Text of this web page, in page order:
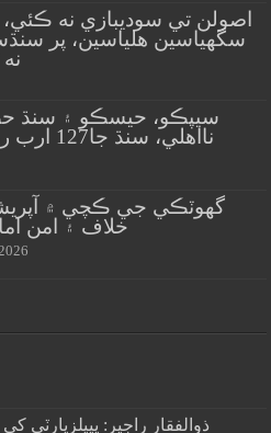
سگهياسين هلياسين، پر
سيپڪو، حيسڪو ۽ سنڌ
نااهلي، سنڌ جا127 ارب رپيا ٻڏي ويا؟
گهوٽڪي جي ڪچي ۾
خلاف ۽ امن
ذوالفقار راڄپر: